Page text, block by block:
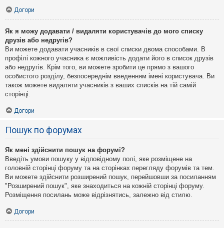
Догори
Як я можу додавати / видаляти користувачів до мого списку
друзів або недругів?
Ви можете додавати учасників в свої списки двома способами. В
профілі кожного учасника є можливість додати його в список друзів
або недругів. Крім того, ви можете зробити це прямо з вашого
особистого розділу, безпосереднім введенням імені користувача. Ви
також можете видаляти учасників з ваших списків на тій самій
сторінці.
Догори
Пошук по форумах
Як мені здійснити пошук на форумі?
Введіть умови пошуку у відповідному полі, яке розміщене на
головній сторінці форуму та на сторінках перегляду форумів та тем.
Ви можете здійснити розширений пошук, перейшовши за посиланням
"Розширений пошук", яке знаходиться на кожній сторінці форуму.
Розміщення посилань може відрізнятись, залежно від стилю.
Догори